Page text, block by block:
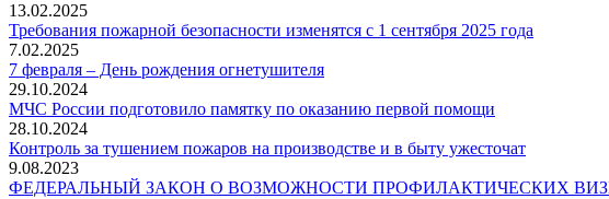
13.02.2025
Требования пожарной безопасности изменятся с 1 сентября 2025 года
7.02.2025
7 февраля – День рождения огнетушителя
29.10.2024
МЧС России подготовило памятку по оказанию первой помощи
28.10.2024
Контроль за тушением пожаров на производстве и в быту ужесточат
9.08.2023
ФЕДЕРАЛЬНЫЙ ЗАКОН О ВОЗМОЖНОСТИ ПРОФИЛАКТИЧЕСКИХ